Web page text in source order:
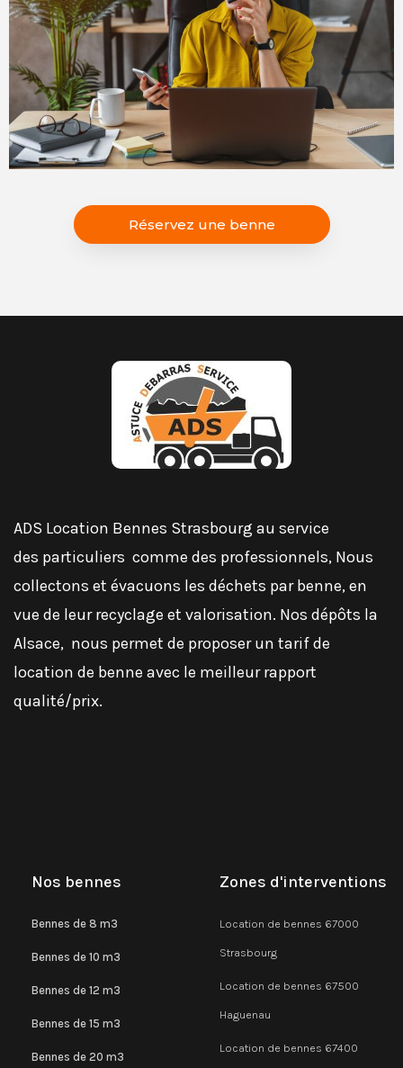
Réservez une benne
ADS Location Bennes Strasbourg au service
des particuliers comme des professionnels, Nous
collectons et évacuons les déchets par benne, en
vue de leur recyclage et valorisation. Nos dépôts la
Alsace, nous permet de proposer un tarif de
location de benne avec le meilleur rapport
qualité/prix.
Nos bennes
Bennes de 8 m3
Bennes de 10 m3
Bennes de 12 m3
Bennes de 15 m3
Bennes de 20 m3
Zones d'interventions
Location de bennes 67000
Strasbourg
Location de bennes 67500
Haguenau
Location de bennes 67400